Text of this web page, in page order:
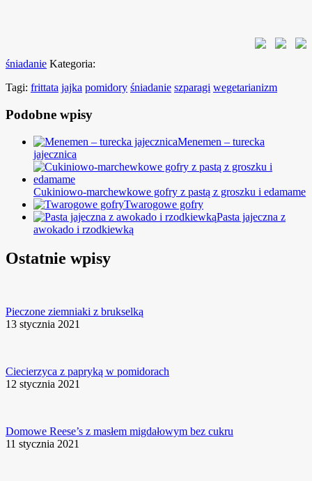
śniadanie Kategoria:
Tagi: frittata jajka pomidory śniadanie szparagi wegetarianizm
Podobne wpisy
Menemen – turecka
jajecznica
Cukiniowo-marchewkowe gofry z pastą z groszku i edamame
Twarogowe gofry
Pasta jajeczna z
awokado i rzodkiewką
Ostatnie wpisy
Pieczone ziemniaki z brukselką
13 stycznia 2021
Ciecierzyca z papryką w pomidorach
12 stycznia 2021
Domowe Reese’s z masłem migdałowym bez cukru
11 stycznia 2021